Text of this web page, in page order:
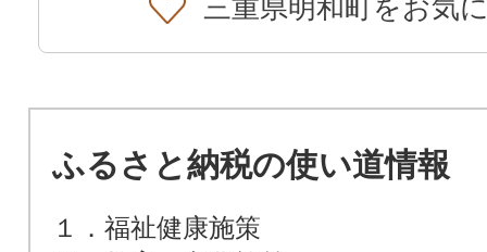
三重県明和町をお気
ふるさと納税の使い道情報
１．福祉健康施策